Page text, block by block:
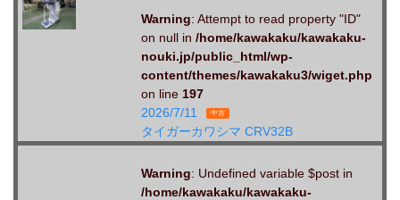
Warning: Attempt to read property "ID"
on null in /home/kawakaku/kawakaku-
nouki.jp/public_html/wp-
content/themes/kawakaku3/wiget.php
on line 197
2026/7/11
中古
タイガーカワシマ CRV32B
Warning: Undefined variable $post in
/home/kawakaku/kawakaku-